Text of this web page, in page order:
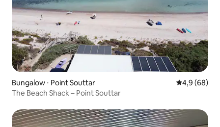
Bungalow ⋅ Point Souttar Évaluation
4,9 (68)
The Beach Shack – Point Souttar